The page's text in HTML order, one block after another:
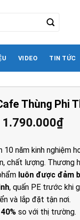
VIDEO TIN TỨC
Thùng Phi
Giá
là:
2.000.000₫.
1.790.000₫Giá
tại
là:
10 năm kinh nghiệm
chất lượng. Thương
luôn được đảm
, quấn PE trước khi
và lắp đặt tận nơi.
so với thị trường.